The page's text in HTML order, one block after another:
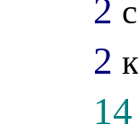
2
2
14